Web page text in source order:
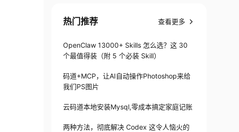
热门推荐 查看更多
OpenClaw 13000+ Skills 怎么选？这 30
个最值得装（附 5 个必装 Skill）
码道+MCP，让AI自动操作Photoshop来给
我们PS图片
云码道本地安装Mysql,零成本搞定家庭记账
两种方法，彻底解决 Codex 这令人恼火的